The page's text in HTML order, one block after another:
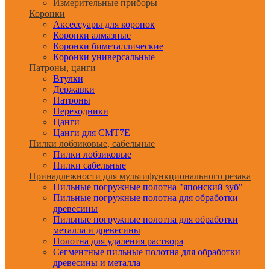
Измерительные приборы
Коронки
Аксессуары для коронок
Коронки алмазные
Коронки биметаллические
Коронки универсальные
Патроны, цанги
Втулки
Державки
Патроны
Переходники
Цанги
Цанги для CMT7E
Пилки лобзиковые, сабельные
Пилки лобзиковые
Пилки сабельные
Принадлежности для мультифункционального резака
Пильные погружные полотна "японский зуб"
Пильные погружные полотна для обработки
древесины
Пильные погружные полотна для обработки
металла и древесины
Полотна для удаления раствора
Сегментные пильные полотна для обработки
древесины и металла